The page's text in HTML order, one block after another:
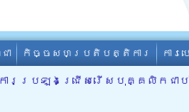
ា កិច្ចសហប្រតិបត្តិការ ការ
រប្រឡងជ្រើសរើសបុគ្គលិកជា